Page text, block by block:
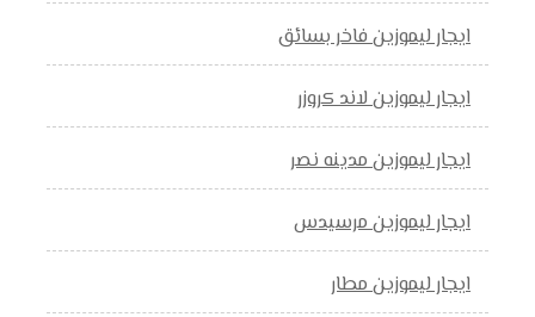
ايجار ليموزين فاخر بسائق
ايجار ليموزين لاند كروزر
ايجار ليموزين مدينه نصر
ايجار ليموزين مرسيدس
ايجار ليموزين مطار